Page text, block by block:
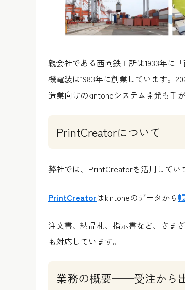
親会社である西岡鉄工所は1933年に
機電装は1983年に創業しています。
造業向けのkintoneシステム開発も手
PrintCreatorについて
弊社では、PrintCreatorを活用してい
PrintCreatorはkintoneのデータから
注文書、納品札、指示書など、さま
も対応しています。
業務の概要──受注から